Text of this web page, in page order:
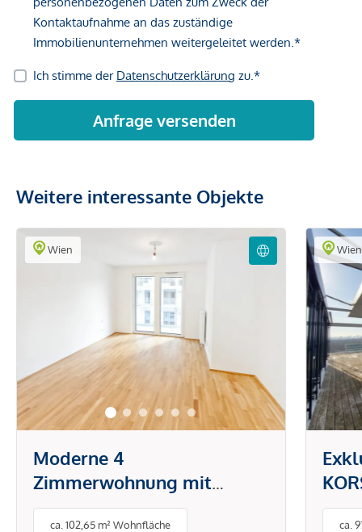
Weitere interessante Objekte
Wien
Moderne 4
Zimmerwohnung mit
großzügiger Freifläche!
ca. 102,65 m² Wohnfläche
Wien
ca.